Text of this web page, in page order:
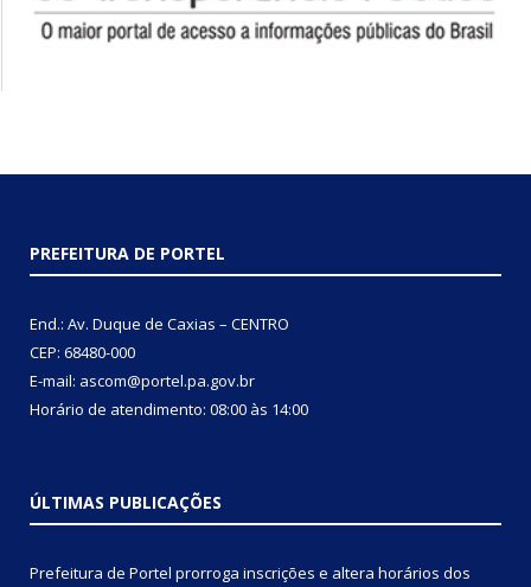
PREFEITURA DE PORTEL
End.: Av. Duque de Caxias – CENTRO
CEP: 68480-000
E-mail: ascom@portel.pa.gov.br
Horário de atendimento: 08:00 às 14:00
ÚLTIMAS PUBLICAÇÕES
Prefeitura de Portel prorroga inscrições e altera horários dos